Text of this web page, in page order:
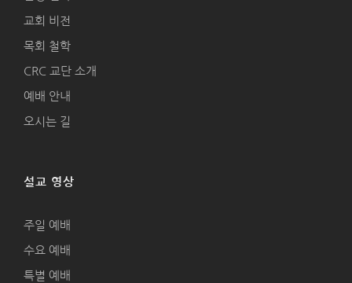
교회 비전
목회 철학
CRC 교단 소개
예배 안내
오시는 길
설교 영상
주일 예배
수요 예배
특별 예배